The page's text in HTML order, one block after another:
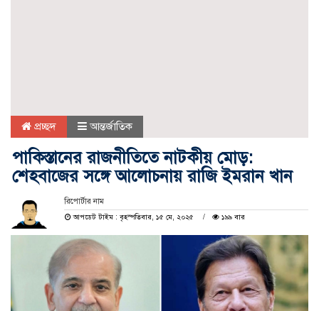
প্রচ্ছদ আন্তর্জাতিক
পাকিস্তানের রাজনীতিতে নাটকীয় মোড়:
শেহবাজের সঙ্গে আলোচনায় রাজি ইমরান খান
রিপোর্টার নাম
আপডেট টাইম : বৃহস্পতিবার, ১৫ মে, ২০২৫
১৯৯ বার